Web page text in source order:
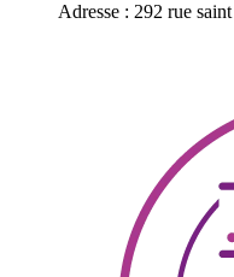
Adresse : 292 rue